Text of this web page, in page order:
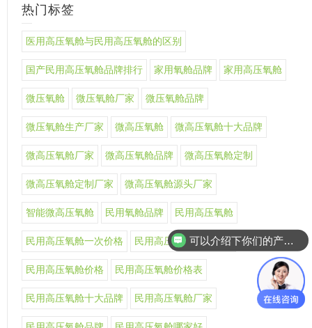
热门标签
医用高压氧舱与民用高压氧舱的区别
国产民用高压氧舱品牌排行 家用氧舱品牌 家用高压氧舱
微压氧舱 微压氧舱厂家 微压氧舱品牌
微压氧舱生产厂家 微高压氧舱 微高压氧舱十大品牌
微高压氧舱厂家 微高压氧舱品牌 微高压氧舱定制
微高压氧舱定制厂家 微高压氧舱源头厂家
智能微高压氧舱 民用氧舱品牌 民用高压氧舱
民用高压氧舱一次价格 民用高压氧舱上市公司
民用高压氧舱价格 民用高压氧舱价格表
民用高压氧舱十大品牌 民用高压氧舱厂家
可以介绍下你们的产品么